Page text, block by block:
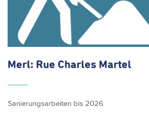
Merl: Rue Charles Martel
Sanierungsarbeiten bis 2026